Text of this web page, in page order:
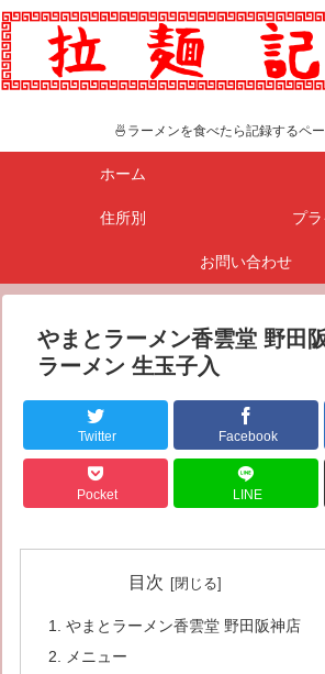
🍜ラーメンを食べたら記録するペ
ホーム
住所別 プ
お問い合わせ
やまとラーメン香雲堂 野田
ラーメン 生玉子入
Twitter Facebook
Pocket LINE
目次
やまとラーメン香雲堂 野田阪神店
メニュー